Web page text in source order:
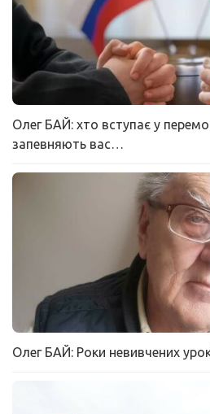
Олег БАЙ: хто вступає у
запевняють вас…
Олег БАЙ: Роки невивчених